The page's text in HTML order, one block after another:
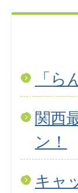
「
関西
ン！
キャ